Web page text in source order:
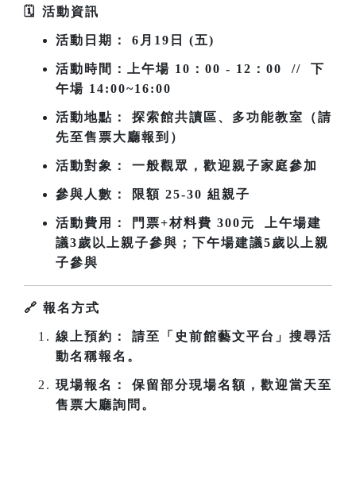
🗓 活動資訊
活動日期： 6 月19日 (五)
活動時間：上午場 10 ：00 - 12：00 // 下
午場 14:00~16:00
活動地點： 探索館共讀區、多功能教室（請
先至售票大廳報到）
活動對象： 一般觀眾，歡迎親子家庭參加
參與人數： 限額 25-30 組親子
活動費用： 門票+材料費 300元 上午場建
議3歲以上親子參與；下午場建議5歲以上親
子參與
🔗 報名方式
線上預約： 請至「史前館藝文平台」搜尋活
動名稱報名。
現場報名： 保留部分現場名額，歡迎當天至
售票大廳詢問。